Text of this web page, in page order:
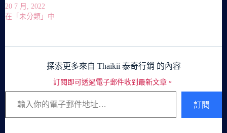
20 7 月, 2022
在「未分類」中
探索更多來自 Thaikii 泰奇行銷 的內容
訂閱即可透過電子郵件收到最新文章。
輸入你的電子郵件地址…
訂閱